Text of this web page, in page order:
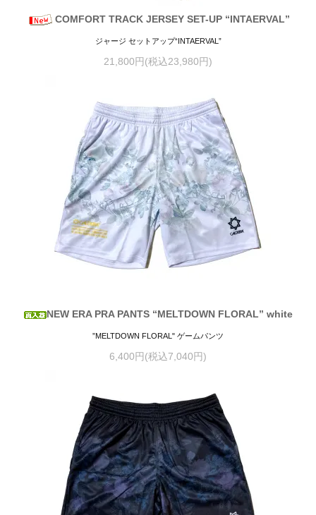
COMFORT TRACK JERSEY SET-UP “INTAERVAL”
ジャージ セットアップ“INTAERVAL”
21,800円(税込23,980円)
NEW ERA PRA PANTS “MELTDOWN FLORAL” white
”MELTDOWN FLORAL" ゲームパンツ
6,400円(税込7,040円)